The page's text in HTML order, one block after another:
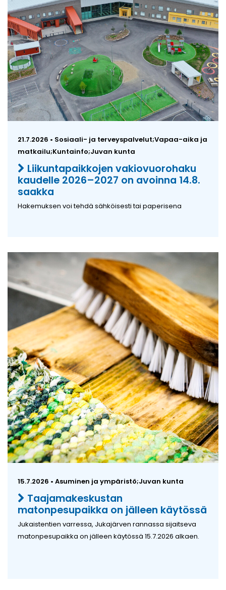
21.7.2026 • Sosiaali- ja terveyspalvelut;Vapaa-aika ja
matkailu;Kuntainfo;Juvan kunta
Liikuntapaikkojen vakiovuorohaku
kaudelle 2026–2027 on avoinna 14.8.
saakka
Hakemuksen voi tehdä sähköisesti tai paperisena
15.7.2026 • Asuminen ja ympäristö;Juvan kunta
Taajamakeskustan
matonpesupaikka on jälleen käytössä
Jukaistentien varressa, Jukajärven rannassa sijaitseva
matonpesupaikka on jälleen käytössä 15.7.2026 alkaen.